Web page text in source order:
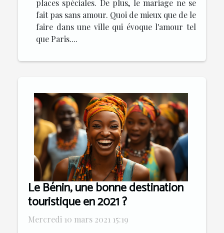
places spéciales. De plus, le mariage ne se
fait pas sans amour. Quoi de mieux que de le
faire dans une ville qui évoque l'amour tel
que Paris....
Le Bénin, une bonne destination
touristique en 2021 ?
Mercredi 10 mars 2021 15:19